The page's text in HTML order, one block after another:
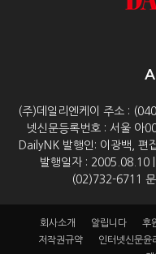
(주)데일리엔케이 주소 :
넷신문등록번호 : 서울 아
DailyNK 발행인: 이광백, 편
발행일자 : 2005.08.10
(02)732-6711
회사소개 알립니다 후
저작권규약
인터넷신문윤